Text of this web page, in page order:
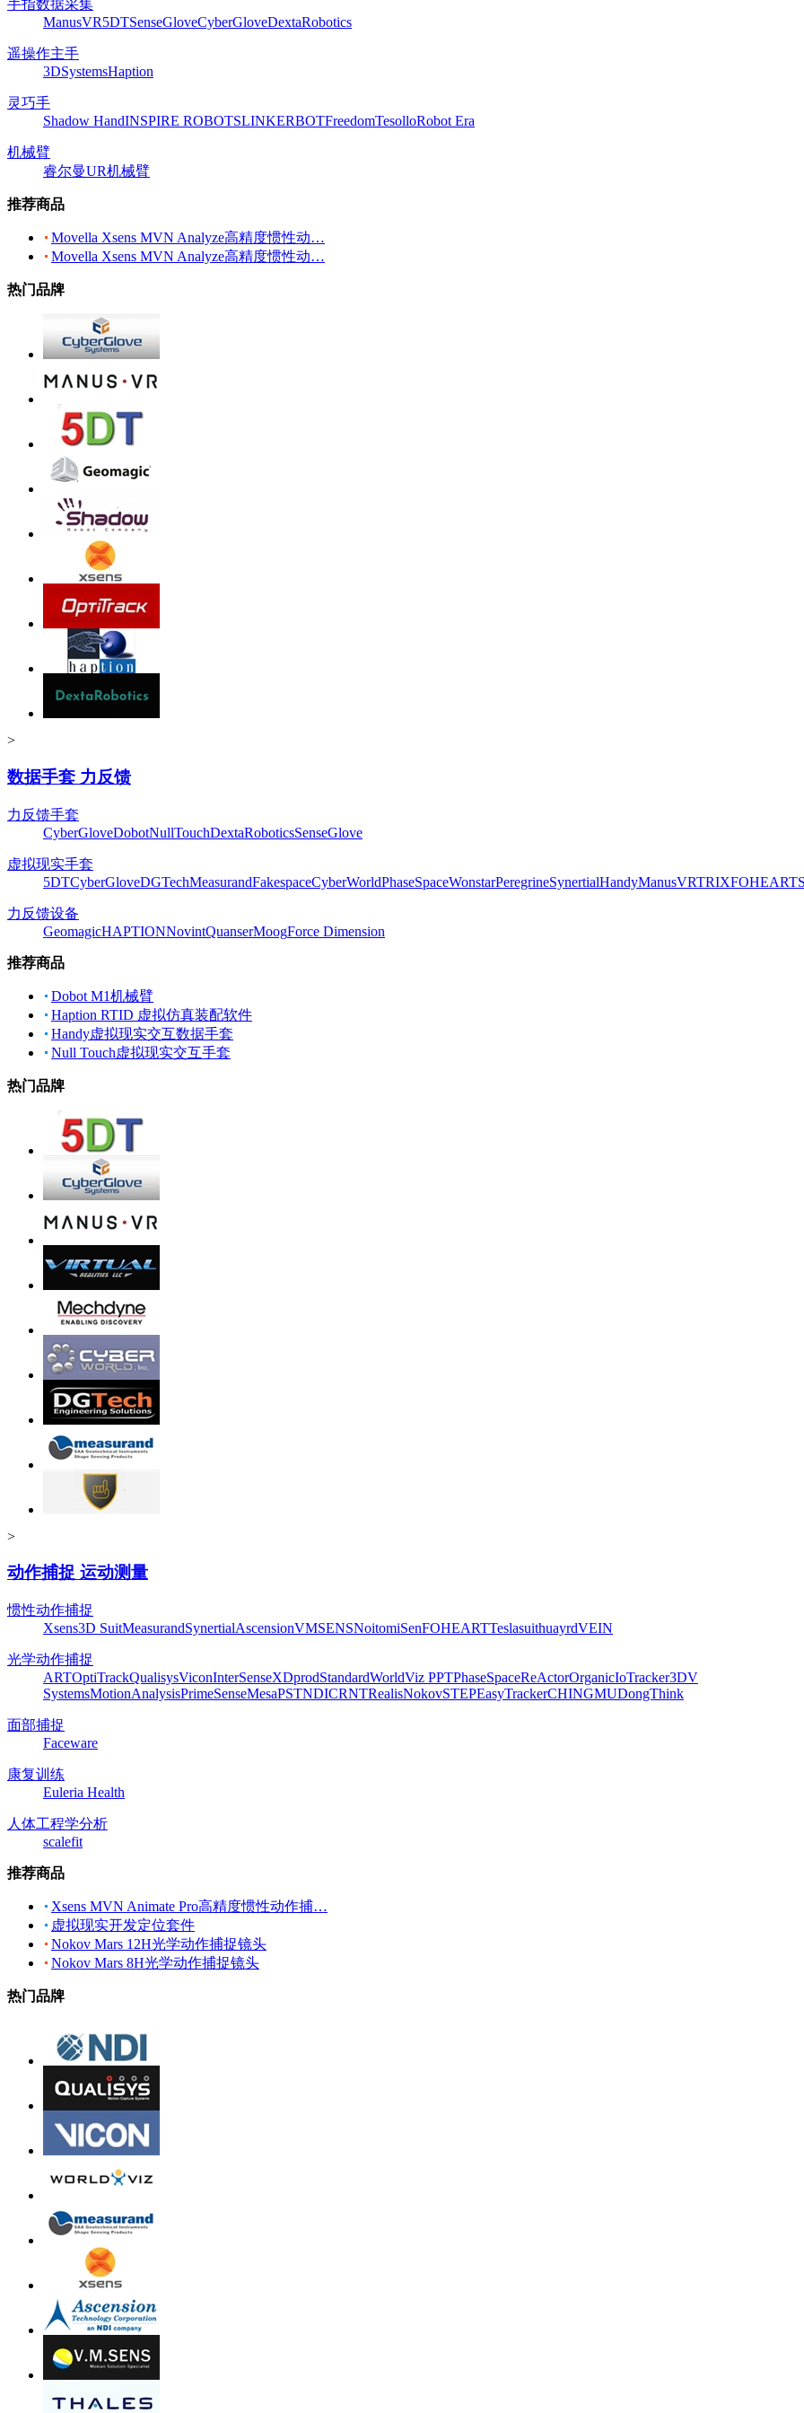
手指数据采集
ManusVR5DTSenseGloveCyberGloveDextaRobotics
遥操作主手
3DSystemsHaption
灵巧手
Shadow HandINSPIRE ROBOTSLINKERBOTFreedomTesolloRobot Era
机械臂
睿尔曼UR机械臂
推荐商品
Movella Xsens MVN Analyze高精度惯性动…
Movella Xsens MVN Analyze高精度惯性动…
热门品牌
>
数据手套 力反馈
力反馈手套
CyberGloveDobotNullTouchDextaRoboticsSenseGlove
虚拟现实手套
5DTCyberGloveDGTechMeasurandFakespaceCyberWorldPhaseSpaceWonstarPeregrineSynertialHandyManusVRTRIXFOHEART
力反馈设备
GeomagicHAPTIONNovintQuanserMoogForce Dimension
推荐商品
Dobot M1机械臂
Haption RTID 虚拟仿真装配软件
Handy虚拟现实交互数据手套
Null Touch虚拟现实交互手套
热门品牌
>
动作捕捉 运动测量
惯性动作捕捉
Xsens3D SuitMeasurandSynertialAscensionVMSENSNoitomiSenFOHEARTTeslasuithuayrdVEIN
光学动作捕捉
ARTOptiTrackQualisysViconInterSenseXDprodStandardWorldViz PPTPhaseSpaceReActorOrganicIoTracker3DV
SystemsMotionAnalysisPrimeSenseMesaPSTNDICRNTRealisNokovSTEPEasyTrackerCHINGMUDongThink
面部捕捉
Faceware
康复训练
Euleria Health
人体工程学分析
scalefit
推荐商品
Xsens MVN Animate Pro高精度惯性动作捕…
虚拟现实开发定位套件
Nokov Mars 12H光学动作捕捉镜头
Nokov Mars 8H光学动作捕捉镜头
热门品牌